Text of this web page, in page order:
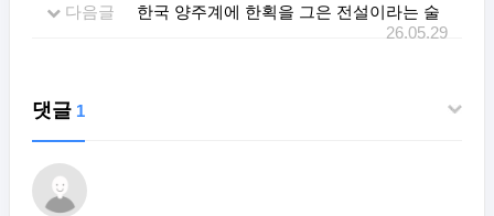
다음글
한국 양주계에 한획을 그은 전설이라는 술
26.05.29
댓글 1